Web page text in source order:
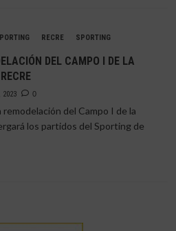
RECRE SPORTING
DEL CAMPO I DE LA
0
del Campo I de la
los partidos del Sporting de